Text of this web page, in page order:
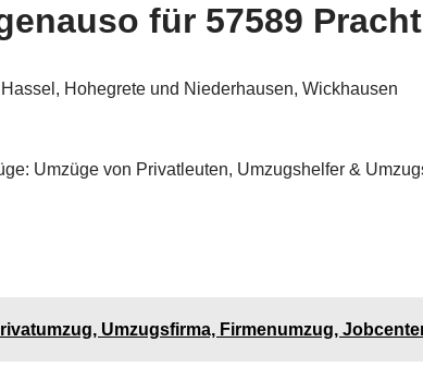
für 57589
Hohegrete und Niederhausen, Wickhausen
Umzüge von Privatleuten, Umzugshelfer &
Umzugsfirma, Firmenumzug,